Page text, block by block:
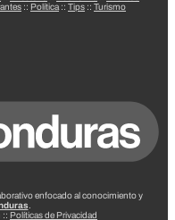
:: Política :: Tips :: Turismo
enfocado al conocimiento y
:: Políticas de Privacidad